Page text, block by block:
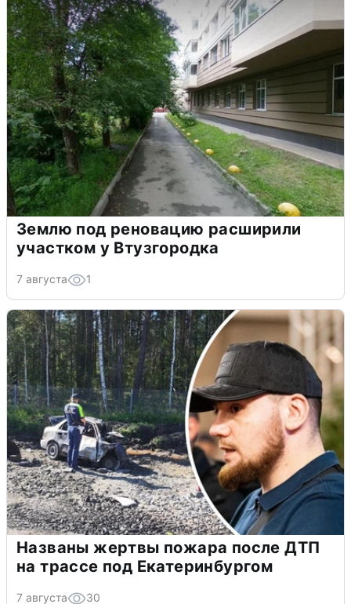
Землю под реновацию расширили
участком у Втузгородка
7 августа 1
Названы жертвы пожара после ДТП
на трассе под Екатеринбургом
7 августа 30